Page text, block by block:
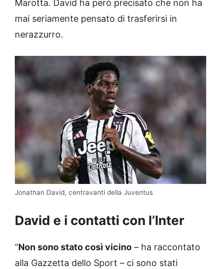
Marotta. David ha però precisato che non ha
mai seriamente pensato di trasferirsi in
nerazzurro.
Jonathan David, centravanti della Juventus
David e i contatti con l’Inter
“Non sono stato così vicino – ha raccontato
alla Gazzetta dello Sport – ci sono stati